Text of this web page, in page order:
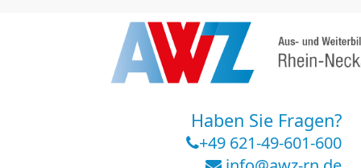
Haben Sie Fragen?
+49 621-49-601-600